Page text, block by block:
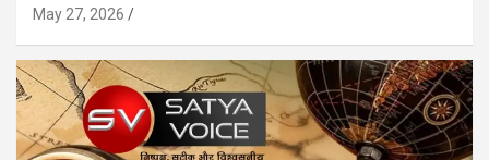
May 27, 2026